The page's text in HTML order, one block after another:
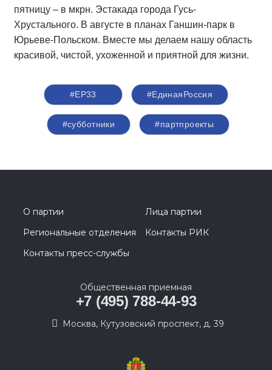
пятницу – в мкрн. Эстакада города Гусь-
Хрустального. В августе в планах Ганшин-парк в
Юрьеве-Польском. Вместе мы делаем нашу область
красивой, чистой, ухоженной и приятной для жизни.
#ЕР33 #‎ЕдинаяРоссия
#субботники #партпроекты
О партии
Лица партии
Региональные отделения
Контакты РИК
Контакты пресс-службы
Общественная приемная
+7 (495) 788-44-93
Москва, Кутузовский проспект, д. 39